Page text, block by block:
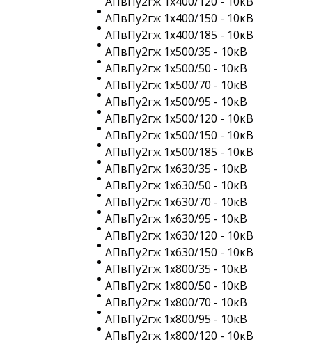
АПвПу2гж 1х400/150 - 10кВ
АПвПу2гж 1х400/185 - 10кВ
АПвПу2гж 1х500/35 - 10кВ
АПвПу2гж 1х500/50 - 10кВ
АПвПу2гж 1х500/70 - 10кВ
АПвПу2гж 1х500/95 - 10кВ
АПвПу2гж 1х500/120 - 10кВ
АПвПу2гж 1х500/150 - 10кВ
АПвПу2гж 1х500/185 - 10кВ
АПвПу2гж 1х630/35 - 10кВ
АПвПу2гж 1х630/50 - 10кВ
АПвПу2гж 1х630/70 - 10кВ
АПвПу2гж 1х630/95 - 10кВ
АПвПу2гж 1х630/120 - 10кВ
АПвПу2гж 1х630/150 - 10кВ
АПвПу2гж 1х800/35 - 10кВ
АПвПу2гж 1х800/50 - 10кВ
АПвПу2гж 1х800/70 - 10кВ
АПвПу2гж 1х800/95 - 10кВ
АПвПу2гж 1х800/120 - 10кВ